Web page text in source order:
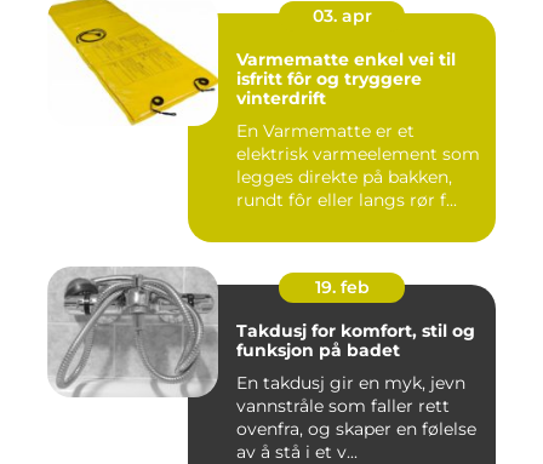
03. apr
Varmematte enkel vei til
isfritt fôr og tryggere
vinterdrift
En Varmematte er et
elektrisk varmeelement som
legges direkte på bakken,
rundt fôr eller langs rør f...
19. feb
Takdusj for komfort, stil og
funksjon på badet
En takdusj gir en myk, jevn
vannstråle som faller rett
ovenfra, og skaper en følelse
av å stå i et v...